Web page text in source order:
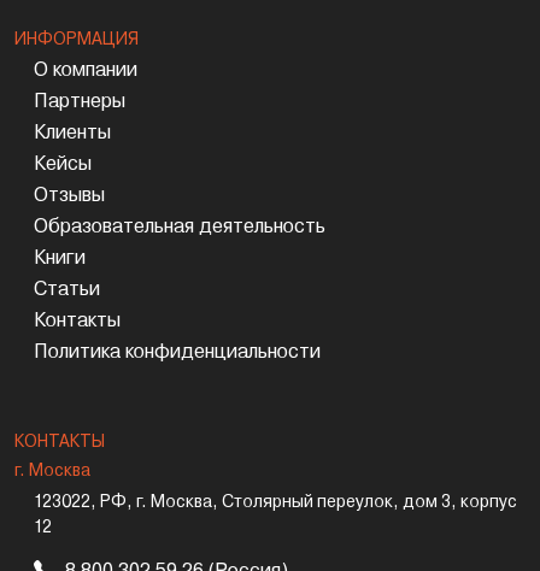
ИНФОРМАЦИЯ
О компании
Партнеры
Клиенты
Кейсы
Отзывы
Образовательная деятельность
Книги
Статьи
Контакты
Политика конфиденциальности
КОНТАКТЫ
г. Москва
123022, РФ, г. Москва, Столярный переулок, дом 3, корпус
12